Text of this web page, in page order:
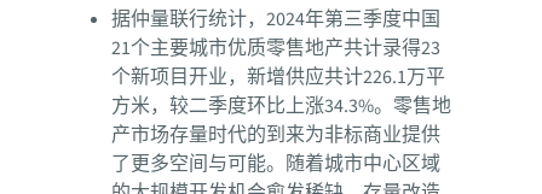
据仲量联行统计，2024年第三季度中国
21个主要城市优质零售地产共计录得23
个新项目开业，新增供应共计226.1万平
方米，较二季度环比上涨34.3%。零售地
产市场存量时代的到来为非标商业提供
了更多空间与可能。随着城市中心区域